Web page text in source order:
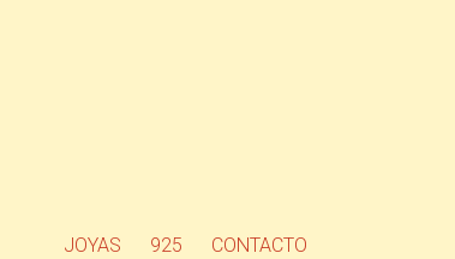
JOYAS 925 CONTACTO